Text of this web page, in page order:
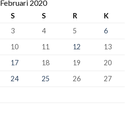
Dunia!
Kursi
Baru
Kelas
SMAN
Bandung
Lulus
100%
Februari 2020
S S R
K
3 4 5
6
10 11 12
13
17 18 19
20
24 25 26
27